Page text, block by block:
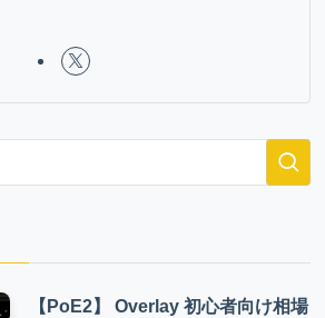
【PoE2】 Overlay 初心者向け相場